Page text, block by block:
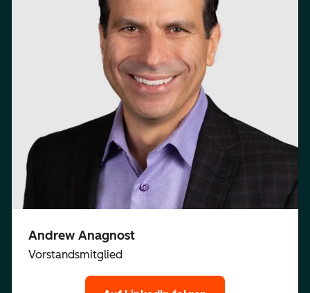
Andrew Anagnost
Vorstandsmitglied